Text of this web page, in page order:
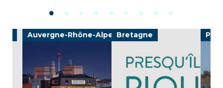
Auvergne-Rhône-Alpes Bretagne